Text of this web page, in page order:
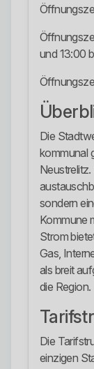
und 13:00
Die
kommunal
sondern
Kommune
Strom
Gas,
als breit
die Region.
Die
einzigen